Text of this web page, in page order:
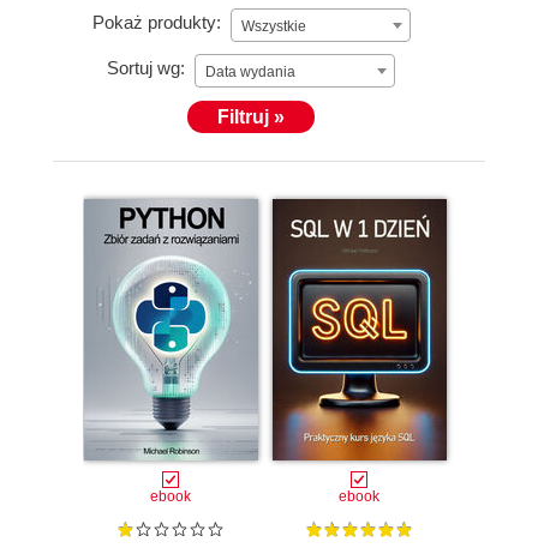
Pokaż produkty: Wszystkie
Sortuj wg: Data wydania
Filtruj »
ebook ebook